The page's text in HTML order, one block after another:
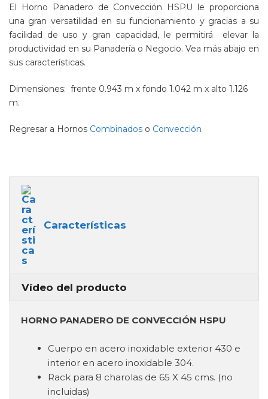
El Horno Panadero de Convección HSPU le proporciona
una gran versatilidad en su funcionamiento y gracias a su
facilidad de uso y gran capacidad, le permitirá elevar la
productividad en su Panadería o Negocio. Vea más abajo en
sus características.
Dimensiones: frente 0.943 m x fondo 1.042 m x alto 1.126
m.
Regresar a Hornos Combinados o Convección
Características
Vídeo del producto
HORNO PANADERO DE CONVECCIÓN HSPU
Cuerpo en acero inoxidable exterior 430 e
interior en acero inoxidable 304.
Rack para 8 charolas de 65 X 45 cms. (no
incluidas)